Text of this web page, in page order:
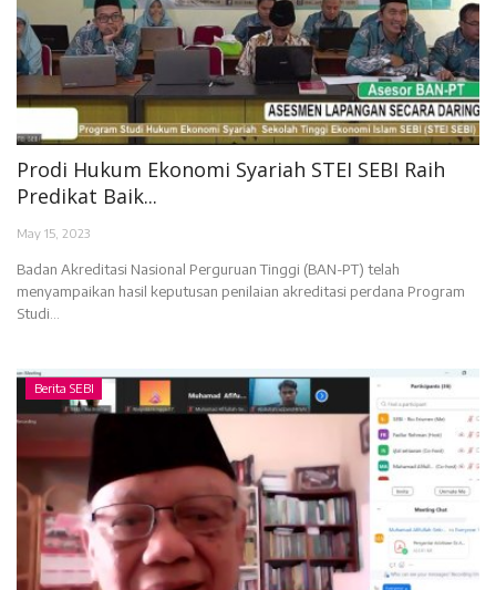
Prodi Hukum Ekonomi Syariah STEI SEBI Raih
Predikat Baik...
May 15, 2023
Badan Akreditasi Nasional Perguruan Tinggi (BAN-PT) telah
menyampaikan hasil keputusan penilaian akreditasi perdana Program
Studi...
Berita SEBI